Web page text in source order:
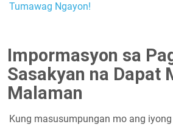
Tumawag Ngayon!
Impormasyon sa
Sasakyan na Dapat
Malaman
Kung masusumpungan mo ang